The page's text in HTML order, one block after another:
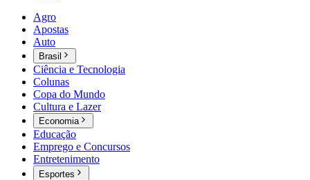
Agro
Apostas
Auto
Brasil
Ciência e Tecnologia
Colunas
Copa do Mundo
Cultura e Lazer
Economia
Educação
Emprego e Concursos
Entretenimento
Esportes